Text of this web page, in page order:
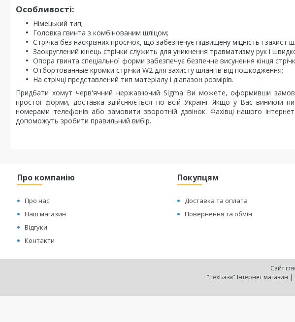
Особливості:
Німецький тип;
Головка гвинта з комбінованим шліцом;
Стрічка без наскрізних просічок, що забезпечує підвищену міцність і захист
Заокруглений кінець стрічки служить для уникнення травматизму рук і
Опора гвинта спеціальної форми забезпечує безпечне висунення кінця
Отбортованные кромки стрічки W2 для захисту шлангів від пошкодження;
На стрічці представлений тип матеріалу і діапазон розмірів.
Придбати хомут черв'ячний нержавіючий Sigma Ви можете, оформивши
простої форми, доставка здійснюється по всій Україні. Якщо у Вас виникли
номерами телефонів або замовити зворотній дзвінок. Фахівці нашого
допоможуть зробити правильний вибір.
Про компанію
Про нас
Наш магазин
Відгуки
Контакти
Покупцям
Доставка та оплата
Повернення та обмін
Сайт
"ТехБаза" Інтернет магазин |